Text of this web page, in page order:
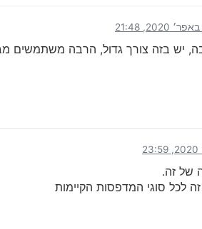
יש בזה צורך גדול, הרבה משתמשים
של זה.
לכל סוגי המדפסות הקיימות